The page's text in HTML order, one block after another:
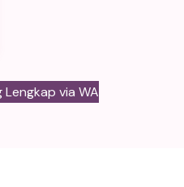
via WA